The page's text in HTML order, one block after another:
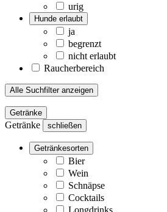
urig
Hunde erlaubt
ja
begrenzt
nicht erlaubt
Raucherbereich
Alle Suchfilter anzeigen
Getränke
Getränke schließen
Getränkesorten
Bier
Wein
Schnäpse
Cocktails
Longdrinks